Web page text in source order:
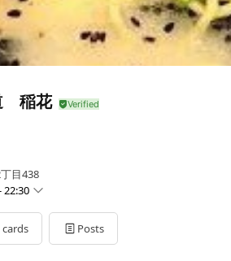
稲花
目438
22:30
cards Posts